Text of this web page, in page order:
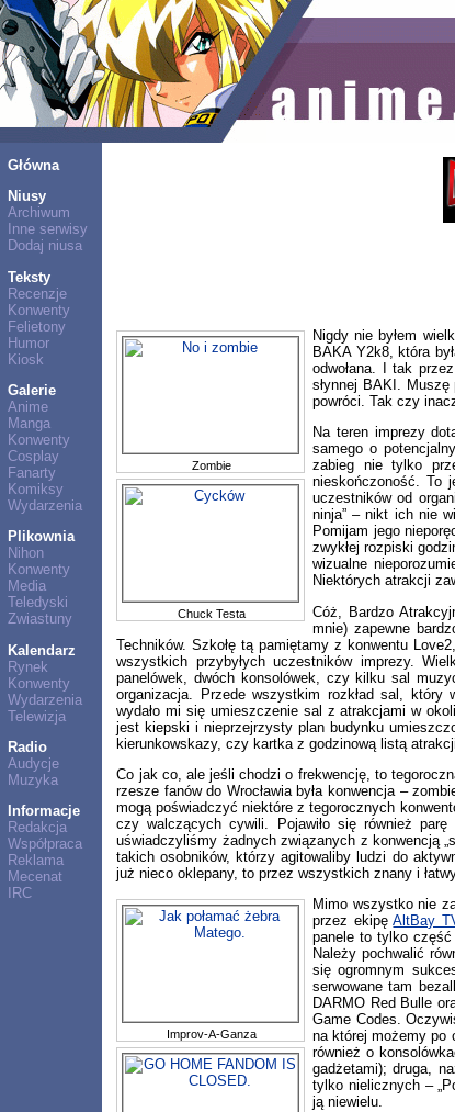
Główna
Niusy
Archiwum
Inne serwisy
Dodaj niusa
Teksty
Recenzje
Konwenty
Felietony
Humor
Kiosk
Galerie
Anime
Manga
Konwenty
Cosplay
Fanarty
Komiksy
Wydarzenia
Plikownia
Nihon
Konwenty
Media
Teledyski
Zwiastuny
Kalendarz
Rynek
Konwenty
Wydarzenia
Telewizja
Radio
Audycje
Muzyka
Informacje
Redakcja
Współpraca
Reklama
Mecenat
IRC
Zombie
Chuck Testa
Nigdy nie byłem
BAKA Y2k8, która
odwołana. I tak
słynnej BAKI.
powróci. Tak czy
Na teren imprezy
samego o
zabieg nie tylko
nieskończoność. To
uczestników od
ninja” – nikt ich nie
Pomijam jego
zwykłej rozpiski
wizualne
Niektórych atrakcji
Cóż, Bardzo
mnie) zapewne
Techników. Szkołę tą pamiętamy z konwentu
wszystkich przybyłych uczestników imprezy.
panelówek, dwóch konsolówek, czy kilku sal
organizacja. Przede wszystkim rozkład sal, który
wydało mi się umieszczenie sal z atrakcjami w
jest kiepski i nieprzejrzysty plan budynku
kierunkowskazy, czy kartka z godzinową listą
Co jak co, ale jeśli chodzi o frekwencję, to
rzesze fanów do Wrocławia była konwencja –
mogą poświadczyć niektóre z tegorocznych
czy walczących cywili. Pojawiło się również
uświadczyliśmy żadnych związanych z konwencją
takich osobników, którzy agitowaliby ludzi do
już nieco oklepany, to przez wszystkich znany i
Improv-A-Ganza
Mimo wszystko nie
przez ekipęAltBay
panele to tylko
Należy pochwalić
się ogromnym
serwowane tam
DARMO Red Bulle
Game Codes.
na której możemy po
również o
gadżetami); druga,
tylko nielicznych –
ją niewielu.